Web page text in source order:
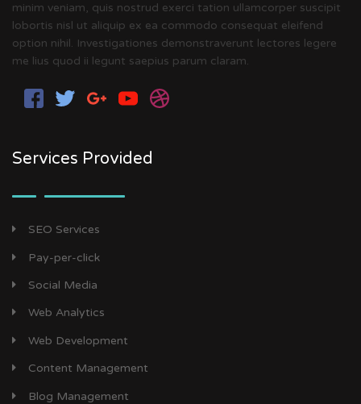
minim veniam, quis nostrud exerci tation ullamcorper suscipit
lobortis nisl ut aliquip ex ea commodo consequat eleifend
option nihil. Investigationes demonstraverunt lectores legere
me lius quod ii legunt saepius parum claram.
Services Provided
SEO Services
Pay-per-click
Social Media
Web Analytics
Web Development
Content Management
Blog Management